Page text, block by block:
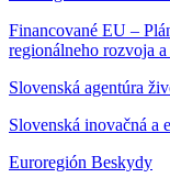
Financované EU –
regionálneho rozvoja
Slovenská agentúra
Slovenská inovačná a
Euroregión Beskydy